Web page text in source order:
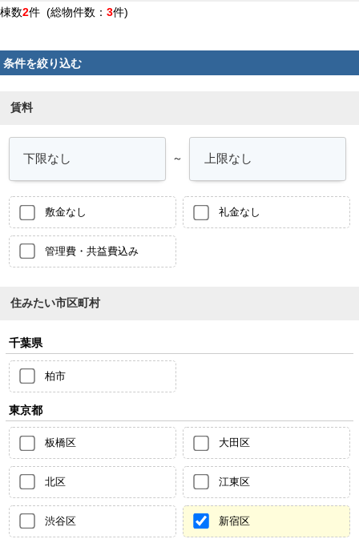
棟数2件 (総物件数： 3件)
条件を絞り込む
賃料
～
敷金なし 礼金なし
管理費・共益費込み
住みたい市区町村
千葉県
柏市
東京都
板橋区 大田区
北区 江東区
渋谷区 新宿区